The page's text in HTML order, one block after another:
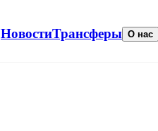
НовостиТрансферы О нас